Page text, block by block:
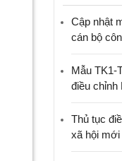
Cập nhật
cán bộ
Mẫu TK1-
điều chỉnh
Thủ tục
xã hội mới